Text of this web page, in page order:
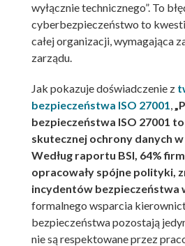
wyłącznie technicznego”. To
cyberbezpieczeństwo to
całej organizacji, wymagająca
zarządu.
Jak pokazuje doświadczenie z
bezpieczeństwa ISO 27001,
bezpieczeństwa ISO 27001
skutecznej ochrony danych
Według raportu BSI, 64%
opracowały spójne polityki,
incydentów bezpieczeństwa
formalnego wsparcia
bezpieczeństwa pozostają
nie są respektowane przez